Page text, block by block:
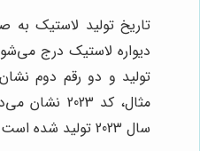
تاریخ تولید لاستیک
دیواره لاستیک درج
تولید و دو رقم دوم
مثال، کد
سال 2023 تولید شده است.